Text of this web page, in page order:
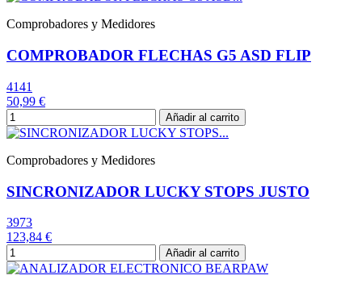
Comprobadores y Medidores
COMPROBADOR FLECHAS G5 ASD FLIP
4141
50,99 €
Añadir al carrito
Comprobadores y Medidores
SINCRONIZADOR LUCKY STOPS JUSTO
3973
123,84 €
Añadir al carrito